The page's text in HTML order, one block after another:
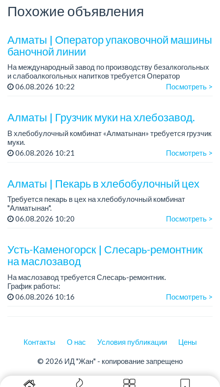
Похожие объявления
Алматы | Оператор упаковочной машины
баночной линии
На международный завод по производству безалкогольных
и слабоалкогольных напитков требуется Оператор
упаковочной машины баночной линии.
06.08.2026 10:22 Посмотреть >
Алматы | Грузчик муки на хлебозавод.
В хлебобулочный комбинат «Алматынан» требуется грузчик
муки.
График работы: 5/2, с 09.00 до 18.00.
06.08.2026 10:21 Посмотреть >
Алматы | Пекарь в хлебобулочный цех
Требуется пекарь в цех на хлебобулочный комбинат
"Алматынан".
Требования: начальное или среднее специальное
Зарплата: до 220 000 тенге в меся...
06.08.2026 10:20 Посмотреть >
Усть-Каменогорск | Слесарь-ремонтник
на маслозавод
На маслозавод требуется Слесарь-ремонтник.
График работы:
- 5/2, с 08 до 17 час либо
06.08.2026 10:16 Посмотреть >
Контакты О нас Условия публикации Цены
© 2026 ИД "Жан" - копирование запрещено